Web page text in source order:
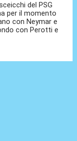
del PSG
per il momento
con Neymar e
con Perotti e